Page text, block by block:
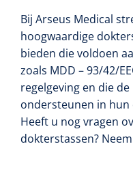
Bij Arseus Medical
hoogwaardige
bieden die voldoen
zoals MDD – 93/42/
regelgeving en die
ondersteunen in hun
Heeft u nog vragen
dokterstassen? Neem